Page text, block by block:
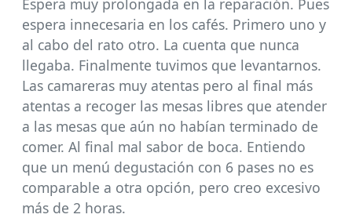
espera innecesaria en los cafés. Primero uno y
al cabo del rato otro. La cuenta que nunca
llegaba. Finalmente tuvimos que levantarnos.
Las camareras muy atentas pero al final más
atentas a recoger las mesas libres que atender
a las mesas que aún no habían terminado de
comer. Al final mal sabor de boca. Entiendo
que un menú degustación con 6 pases no es
comparable a otra opción, pero creo excesivo
más de 2 horas.